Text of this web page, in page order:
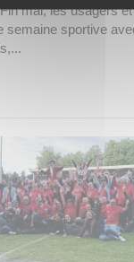
mai, les usagers
semaine sportive